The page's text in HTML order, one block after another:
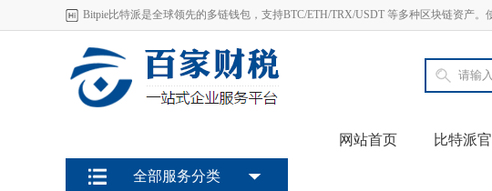
Bitpie比特派是全球领先的多链钱包，支持BTC/ETH/TRX/USDT 等多种区块链资产
网站首页 比特派
全部服务分类